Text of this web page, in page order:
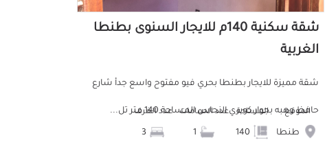
شقة سكنية 140م للايجار السنوى بطنطا
الغربية
شقة مميزة للايجار بطنطا بحري فيو مفتوح واسع جدأ شارع
حافظ وهبه بجوار كوبري النحاس المساحة 140 متر تل...
الموقع
طنطا
المساحة عدد الحمامات عدد الغرف